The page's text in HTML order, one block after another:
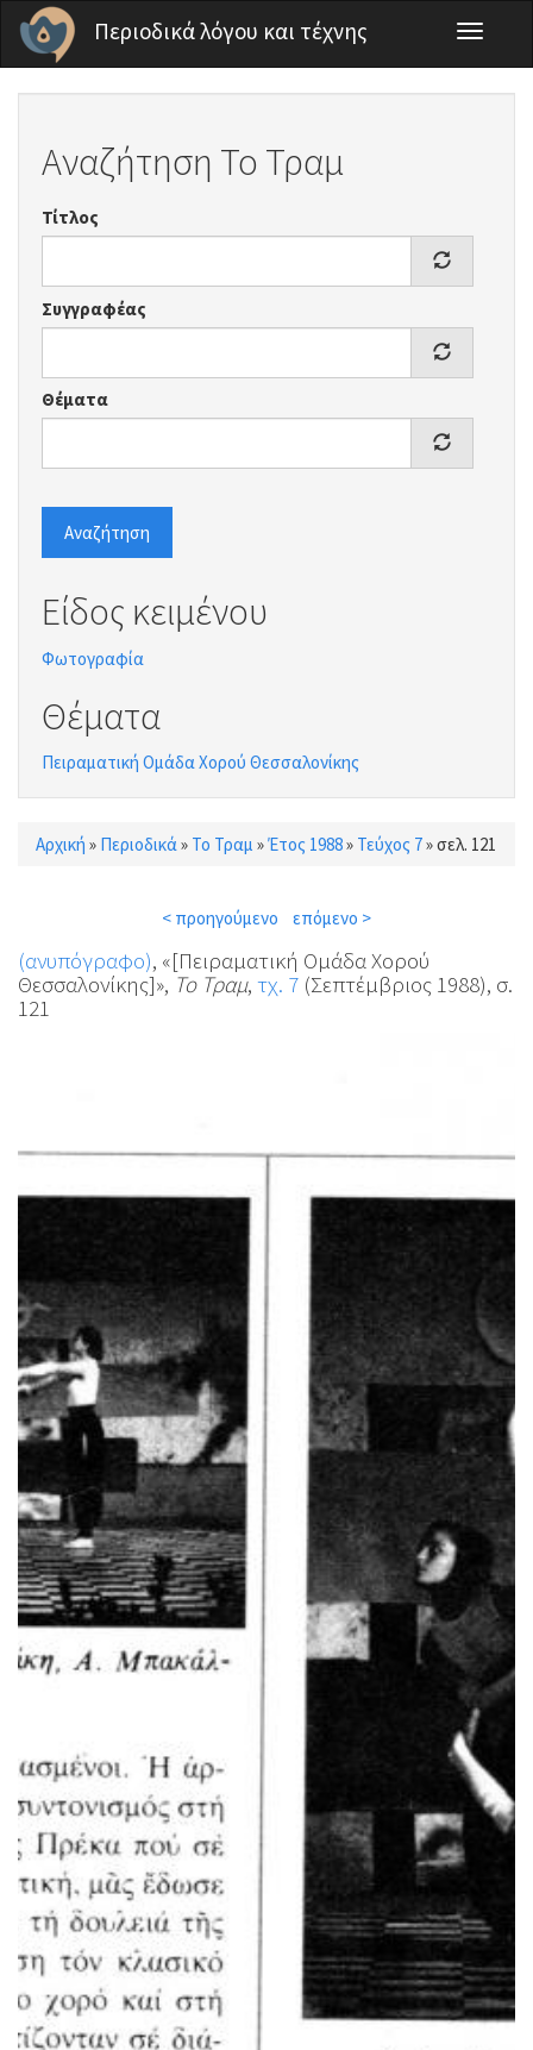
Παράκαμψη προς το κυρίως περιεχόμενο
Περιοδικά λόγου και τέχνης
Toggle
Αναζήτηση Το Τραμ
Τίτλος
Συγγραφέας
Θέματα
Αναζήτηση
Είδος κειμένου
Φωτογραφία
Θέματα
Πειραματική Ομάδα Χορού Θεσσαλονίκης
Είστε εδώ
Αρχική » Περιοδικά» Το Τραμ »Έτος 1988» Τεύχος 7»σελ. 121
< προηγούμενο επόμενο >
(ανυπόγραφο), «[Πειραματική Ομάδα Χορού
Θεσσαλονίκης]», Το Τραμ, τχ. 7 (Σεπτέμβριος 1988), σ.
121